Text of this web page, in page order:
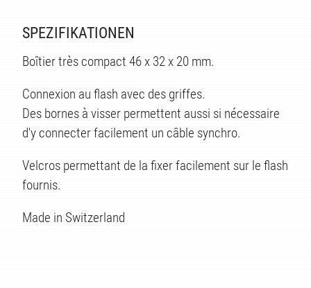
SPEZIFIKATIONEN
Boîtier très compact 46 x 32 x 20 mm.
Connexion au flash avec des griffes.
Des bornes à visser permettent aussi si nécessaire
d'y connecter facilement un câble synchro.
Velcros permettant de la fixer facilement sur le flash
fournis.
Made in Switzerland